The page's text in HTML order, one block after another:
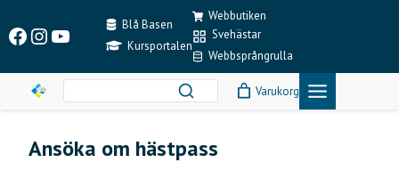
content
Facebook
Instagram
YouTubeBlå Basen
Kursportalen
Webbutiken
Svehästar
Webbsprångrulla
Varukorg
Ansöka om hästpass